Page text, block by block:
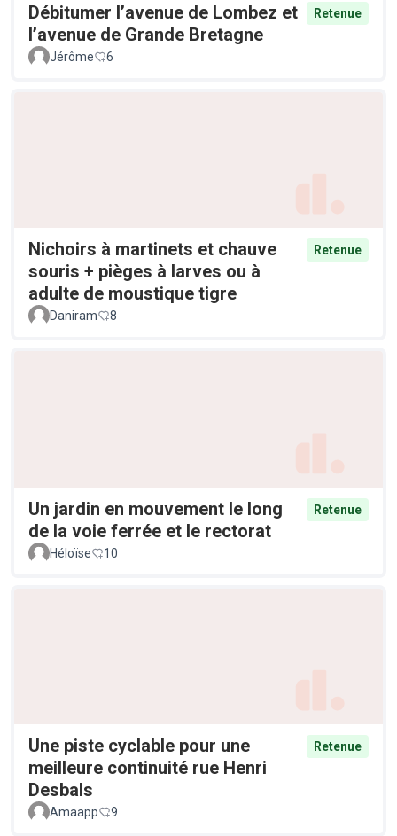
Débitumer l’avenue de Lombez et
l’avenue de Grande Bretagne
Retenue
Jérôme 6
Nichoirs à martinets et chauve
souris + pièges à larves ou à
adulte de moustique tigre
Retenue
Daniram 8
Un jardin en mouvement le long
de la voie ferrée et le rectorat
Retenue
Héloïse 10
Une piste cyclable pour une
meilleure continuité rue Henri
Desbals
Retenue
Amaapp 9